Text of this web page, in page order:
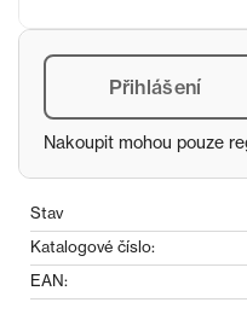
Přihlášení
Nakoupit mohou pouze
Stav
Katalogové číslo:
EAN: